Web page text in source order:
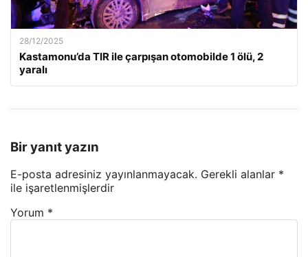
28/12/2025
Kastamonu’da TIR ile çarpışan otomobilde 1 ölü, 2
yaralı
Bir yanıt yazın
E-posta adresiniz yayınlanmayacak. Gerekli alanlar *
ile işaretlenmişlerdir
Yorum *